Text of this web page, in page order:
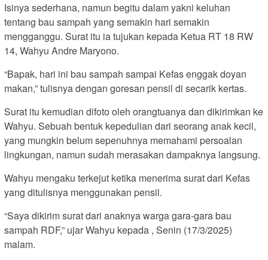
Isinya sederhana, namun begitu dalam yakni keluhan
tentang bau sampah yang semakin hari semakin
mengganggu. Surat itu ia tujukan kepada Ketua RT 18 RW
14, Wahyu Andre Maryono.
“Bapak, hari ini bau sampah sampai Kefas enggak doyan
makan,” tulisnya dengan goresan pensil di secarik kertas.
Surat itu kemudian difoto oleh orangtuanya dan dikirimkan ke
Wahyu. Sebuah bentuk kepedulian dari seorang anak kecil,
yang mungkin belum sepenuhnya memahami persoalan
lingkungan, namun sudah merasakan dampaknya langsung.
Wahyu mengaku terkejut ketika menerima surat dari Kefas
yang ditulisnya menggunakan pensil.
“Saya dikirim surat dari anaknya warga gara-gara bau
sampah RDF,” ujar Wahyu kepada , Senin (17/3/2025)
malam.